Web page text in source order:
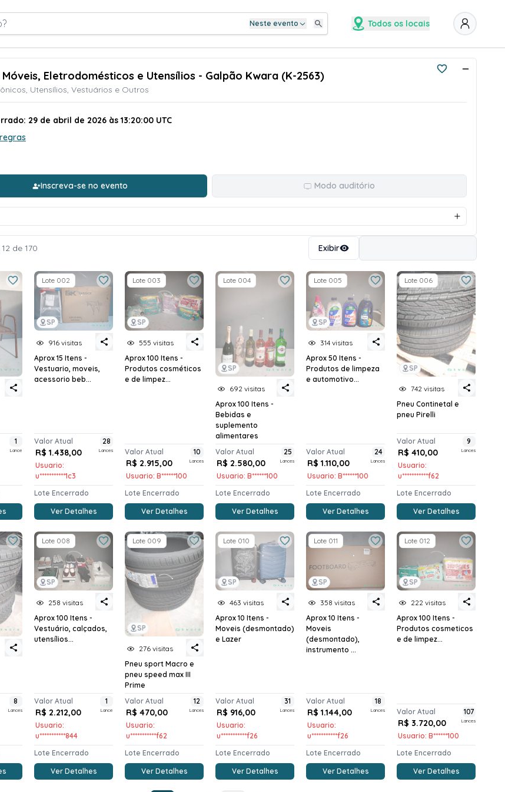
Neste evento Todos os locais
Eletrodomésticos e Utensílios - Galpão Kwara (K-2563)
Utensílios, Vestuários e Outros
29 de abril de 2026 às 13:20:00 UTC
Inscreva-se no evento Modo auditório
de 170 Exibir
1
Lance
SP
Lote 002
916 visitas
Aprox 15 Itens -
Vestuario, moveis,
acessorio beb...
Valor Atual
R$ 1.438,00
Usuario:
u***********1c3
28
Lances
Lote Encerrado
Ver Detalhes
SP
Lote 003
555 visitas
Aprox 100 Itens -
Produtos cosméticos
e de limpez...
Valor Atual
R$ 2.915,00
Usuario: B******100
10
Lances
Lote Encerrado
Ver Detalhes
SP
Lote 004
692 visitas
Aprox 100 Itens -
Bebidas e
suplemento
alimentares
Valor Atual
R$ 2.580,00
Usuario: B******100
25
Lances
Lote Encerrado
Ver Detalhes
SP
Lote 005
314 visitas
Aprox 50 Itens -
Produtos de limpeza
e automotivo...
Valor Atual
R$ 1.110,00
Usuario: B******100
24
Lances
Lote Encerrado
Ver Detalhes
SP
Lote 006
742 visitas
Pneu Continetal e
pneu Pirelli
Valor Atual
R$ 410,00
Usuario:
u***********f62
9
Lances
Lote Encerrado
Ver Detalhes
8
Lances
SP
Lote 008
258 visitas
Aprox 100 Itens -
Vestuário, calçados,
utensílios...
Valor Atual
R$ 2.212,00
Usuario:
u***********844
1
Lance
Lote Encerrado
Ver Detalhes
SP
Lote 009
276 visitas
Pneu sport Macro e
pneu speed max III
Prime
Valor Atual
R$ 470,00
Usuario:
u***********f62
12
Lances
Lote Encerrado
Ver Detalhes
SP
Lote 010
463 visitas
Aprox 10 Itens -
Moveis (desmontado)
e Lazer
Valor Atual
R$ 916,00
Usuario:
u***********f26
31
Lances
Lote Encerrado
Ver Detalhes
SP
Lote 011
358 visitas
Aprox 10 Itens -
Moveis
(desmontado),
instrumento ...
Valor Atual
R$ 1.144,00
Usuario:
u***********f26
18
Lances
Lote Encerrado
Ver Detalhes
SP
Lote 012
222 visitas
Aprox 100 Itens -
Produtos cosmeticos
e de limpez...
Valor Atual
R$ 3.720,00
Usuario: B******100
107
Lances
Lote Encerrado
Ver Detalhes